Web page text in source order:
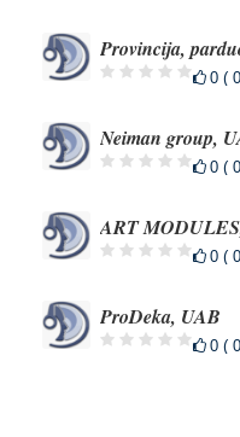
Provincija,
0 (
Neiman group,
0 (
ART
0 (
ProDeka, UAB
0 (